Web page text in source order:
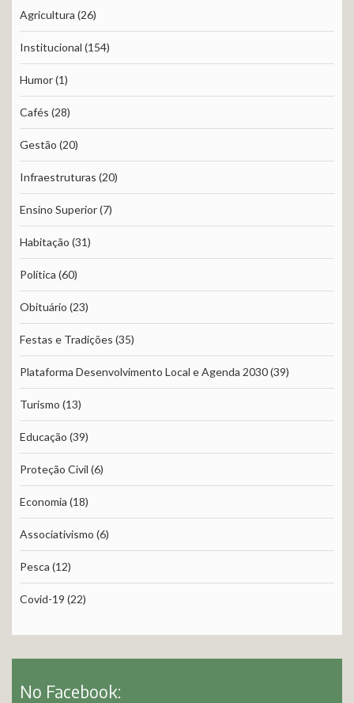
Agricultura (26)
Institucional (154)
Humor(1)
Cafés (28)
Gestão (20)
Infraestruturas (20)
Ensino Superior(7)
Habitação (31)
Política (60)
Obituário (23)
Festas e Tradições (35)
Plataforma Desenvolvimento Local e Agenda 2030(39)
Turismo (13)
Educação (39)
Proteção Civil (6)
Economia (18)
Associativismo (6)
Pesca (12)
Covid-19 (22)
No Facebook: